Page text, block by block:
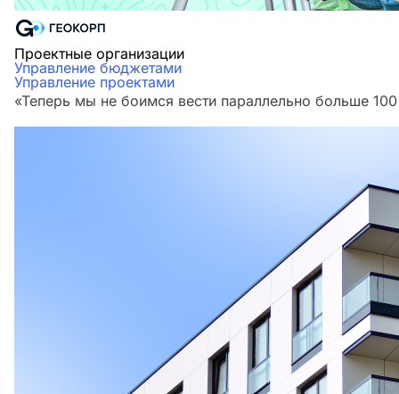
Проектные организации
Управление бюджетами
Управление проектами
«Теперь мы не боимся вести параллельно больше